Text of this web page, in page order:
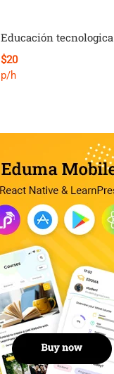
Educación tecnologica
$20
p/h